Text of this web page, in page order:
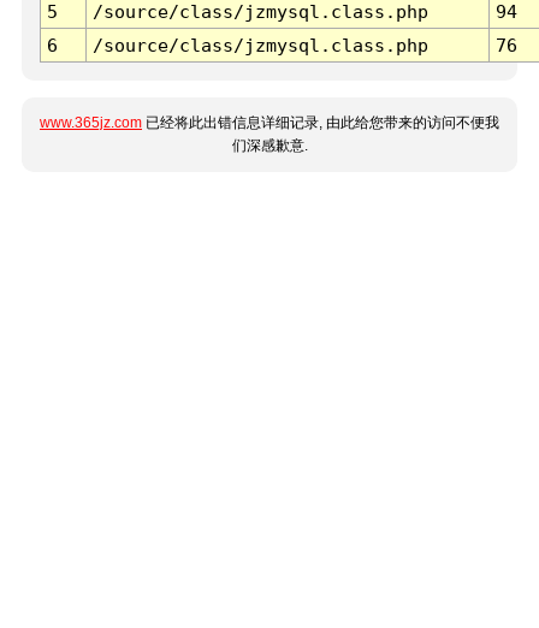
5
/source/class/jzmysql.class.php
94
6
/source/class/jzmysql.class.php 76
www.365jz.com 已经将此出错信息详细记录, 由此给您带来的访问不便我
们深感歉意.